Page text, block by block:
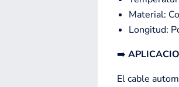
Material:
Longitud:
➡️
El cable